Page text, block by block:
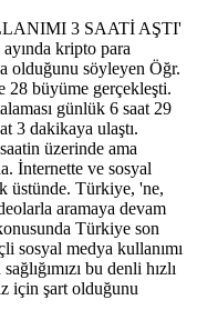
3 SAATİ AŞTI'
kripto para
olduğunu söyleyen Öğr.
28 büyüme gerçekleşti.
günlük 6 saat 29
3 dakikaya ulaştı.
üzerinde ama
İnternette ve sosyal
üstünde. Türkiye, 'ne,
aramaya devam
Türkiye son
sosyal medya kullanımı
bu denli hızlı
için şart olduğunu